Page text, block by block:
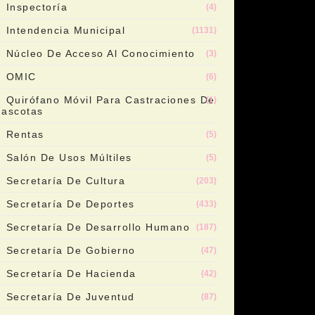
Inspectoría (4)
Intendencia Municipal (1131)
Núcleo De Acceso Al Conocimiento (3)
OMIC (6)
Quirófano Móvil Para Castraciones De
(1)
Rentas (5)
Salón De Usos Múltiles (5)
Secretaría De Cultura (203)
Secretaría De Deportes (433)
Secretaría De Desarrollo Humano (187)
Secretaría De Gobierno (47)
Secretaría De Hacienda (42)
Secretaría De Juventud (87)